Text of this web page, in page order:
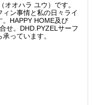
オハラ ユウ）です。
ン事情と私の日々ライ
HAPPY HOME及び
せ。DHD.PYZELサーフ
っています。